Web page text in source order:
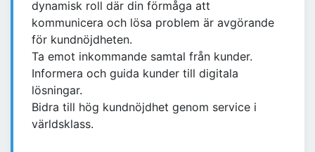
dynamisk roll där din förmåga att
kommunicera och lösa problem är avgörande
för kundnöjdheten.
Ta emot inkommande samtal från kunder.
Informera och guida kunder till digitala
lösningar.
Bidra till hög kundnöjdhet genom service i
världsklass.